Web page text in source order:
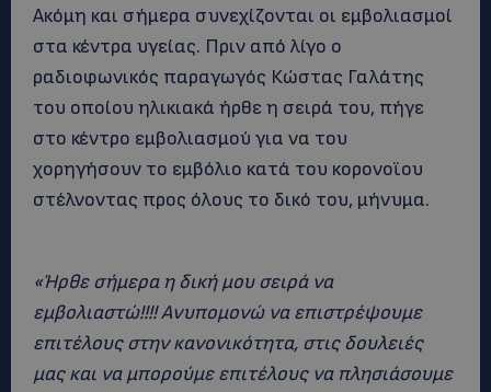
Ακόμη και σήμερα συνεχίζονται οι εμβολιασμοί
στα κέντρα υγείας. Πριν από λίγο ο
ραδιοφωνικός παραγωγός Κώστας Γαλάτης
του οποίου ηλικιακά ήρθε η σειρά του, πήγε
στο κέντρο εμβολιασμού για να του
χορηγήσουν το εμβόλιο κατά του κορονοϊου
στέλνοντας προς όλους το δικό του, μήνυμα.
«Ήρθε σήμερα η δική μου σειρά να
εμβολιαστώ!!!! Ανυπομονώ να επιστρέψουμε
επιτέλους στην κανονικότητα, στις δουλειές
μας και να μπορούμε επιτέλους να πλησιάσουμε